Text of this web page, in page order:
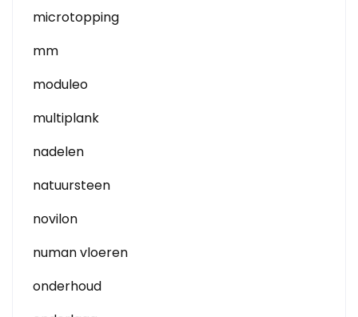
microtopping
mm
moduleo
multiplank
nadelen
natuursteen
novilon
numan vloeren
onderhoud